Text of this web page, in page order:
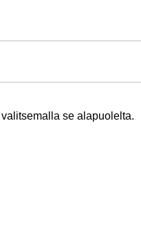
se alapuolelta.